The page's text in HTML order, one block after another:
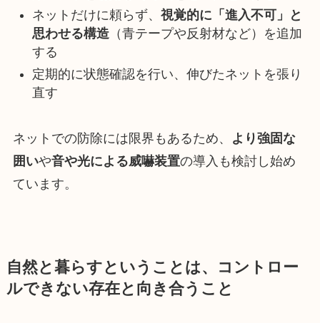
ネットだけに頼らず、 視覚的に「進入不可」と
思わせる構造（青テープや反射材など）を追加
する
定期的に状態確認を行い、伸びたネットを張り
直す
ネットでの防除には限界もあるため、
より強固な
囲いや音や光による威嚇装置の導入も検討し始め
ています。
自然と暮らすということは、コントロー
ルできない存在と向き合うこと